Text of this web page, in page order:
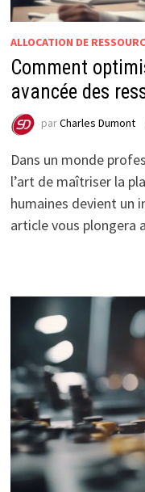
ALLOCATION DE
Comment
avancée des
parCharles Dumont
Dans un monde
l’art de maîtriser la
humaines devient un
article vous